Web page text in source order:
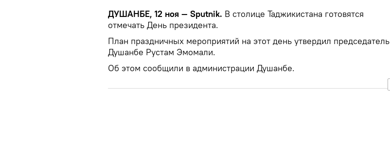
ДУШАНБЕ, 12 ноя — Sputnik. В столице Таджикистана готовятся
отмечать День президента.
План праздничных мероприятий на этот день утвердил председатель
Душанбе Рустам Эмомали.
Об этом сообщили в администрации Душанбе.